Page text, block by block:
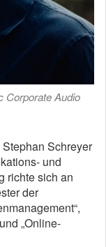
Corporate Audio
Schreyer
und
richte sich an
der
„Online-